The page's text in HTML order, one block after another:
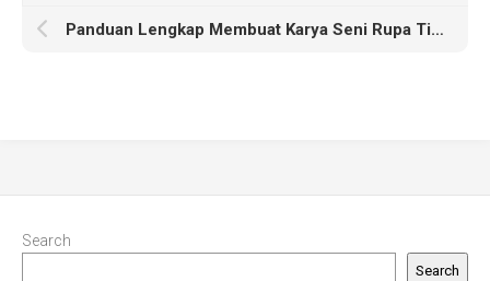
Panduan Lengkap Membuat Karya Seni Rupa Tiga Dimensi
Search
Search